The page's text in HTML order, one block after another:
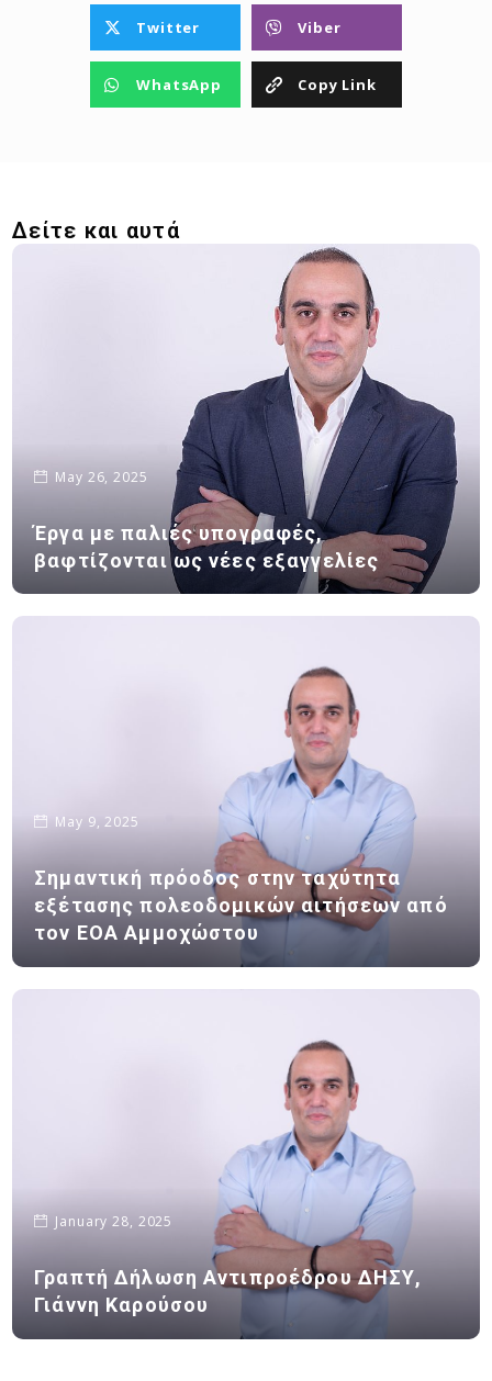
Twitter Viber
WhatsApp Copy Link
Δείτε και αυτά
May 26, 2025
Έργα με παλιές υπογραφές,
βαφτίζονται ως νέες εξαγγελίες
May 9, 2025
Σημαντική πρόοδος στην ταχύτητα
εξέτασης πολεοδομικών αιτήσεων από
τον ΕΟΑ Αμμοχώστου
January 28, 2025
Γραπτή Δήλωση Αντιπροέδρου ΔΗΣΥ,
Γιάννη Καρούσου